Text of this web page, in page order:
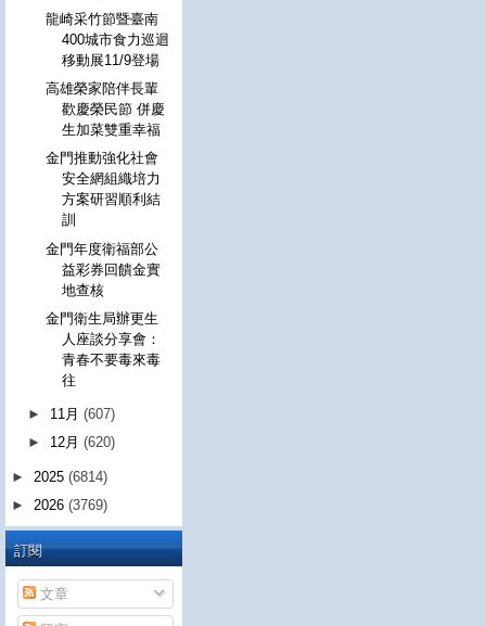
龍崎采竹節暨臺南
400城市食力巡迴
移動展11/9登場
高雄榮家陪伴長輩
歡慶榮民節 併慶
生加菜雙重幸福
金門推動強化社會
安全網組織培力
方案研習順利結
訓
金門年度衛福部公
益彩券回饋金實
地查核
金門衛生局辦更生
人座談分享會：
青春不要毒來毒
往
► 11月(607)
► 12月(620)
► 2025 (6814)
► 2026 (3769)
訂閱
文章